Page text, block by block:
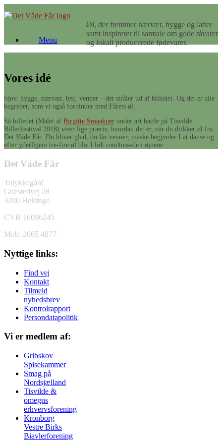
til
Øl, der fremmer nærvær, hygge og latter
samt inspirerer til samtale om gode råvarer
og lokalt producerede fødevarer.
Menu
Vores idé
Sjov, hygge, nærvær, fest, venner – det stråler ud af billedet. Og det er alle
begreber, som vi også forbinder med Fårets øl.
Så billedet (Malet af Birgitte Smaakjær under art battle på Tisvilde
Billedfestival 2018) viser lige præcis, hvordan det er, når du drikker øl fra
Det Våde Får: Du bliver glad, du får venner, måske begynder I at danse og
efter yderligere tre-fire øl blir I lidt rundtossede i øjnene.
Det Våde Får
Tolykkegård
Græstedvej 28
3200 Helsinge
CVR 16096245
Mob: 2065 4877
Nyttige links:
Find vej
Kontakt
Tilmeld
nyhedsbrev
Kontrolrapport
Persondatapolitik
Vi er medlem af:
Gribskov
Spisekammer
Smag på
Nordsjælland
Tisvilde &
omegns
erhvervsforening
Kronborg
Vestre Birks
Biavlerforening